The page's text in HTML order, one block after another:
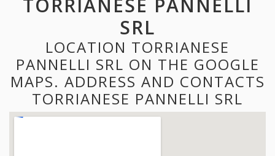
TORRIANESE PANNELLI
SRL
LOCATION TORRIANESE
PANNELLI SRL ON THE GOOGLE
MAPS. ADDRESS AND CONTACTS
TORRIANESE PANNELLI SRL